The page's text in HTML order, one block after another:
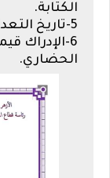
الكتابة.
5-تاريخ التعداد السكاني في مصر.
6-الإدراك
الحضاري.